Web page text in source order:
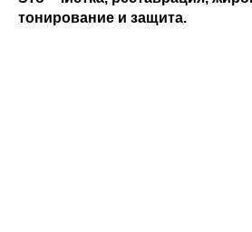
тонирование и защита.